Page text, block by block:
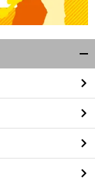
閉
る